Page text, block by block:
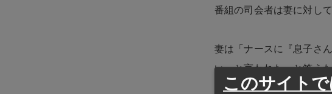
番組の司会者は妻に対し
妻は「ナースに『息子さ
い』と言われた」と答え
このサイト